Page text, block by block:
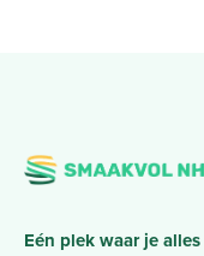
Eén plek waar je